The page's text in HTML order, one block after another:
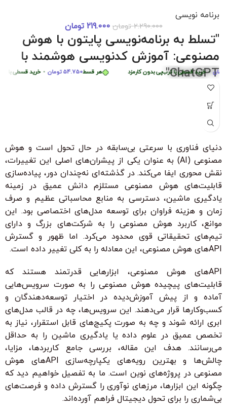
هر قسط 54.750تومان • خرید قسطی با ترب‌پی خرید قسطی با ترب‌پی بدون کارمزد
برنامه نویسی
2.290.000 تومان 219.000 تومان
"تسلط به برنامه‌نویسی پایتون با هوش
مصنوعی: آموزش کدنویسی هوشمند با
ChatGPT"
"با شرکت در این دوره جامع و کاربردی، به راحتی مهارت‌های
برنامه‌نویسی پایتون را از سطح مبتدی تا پیشرفته با کمک هوش
آموزشی، شما را قادر می‌سازد تا به سرعت الگوریتم‌های پیچیده را
سطوح با زیرنویس فارسی حرفه‌ای و امکان دانلود و تماشای آنلاین."
ویژگی‌های کلیدی:
بدون نیاز به تجربه قبلی برنامه‌نویسی
زیرنویس فارسی با ترجمه حرفه‌ای
۳۰ ٪ تخفیف ویژه برای دانشجویان و دانش آموزان
خرید قسطی با ترب‌پی بدون کارمزد
هر قسط449.975تومان • خرید قسطی با ترب‌پی بدون کارمزد
دنیای فناوری با سرعتی بی‌سابقه در حال تحول است و هوش
مصنوعی (AI) به عنوان یکی از پیشران‌های اصلی این تغییرات،
نقش محوری ایفا می‌کند. در گذشته‌ای نه‌چندان دور، پیاده‌سازی
قابلیت‌های هوش مصنوعی مستلزم دانش عمیق در زمینه
یادگیری ماشین، دسترسی به منابع محاسباتی عظیم و صرف
زمان و هزینه فراوان برای توسعه مدل‌های اختصاصی بود. این
موانع، کاربرد هوش مصنوعی را به شرکت‌های بزرگ و دارای
تیم‌های تحقیقاتی قوی محدود می‌کرد. اما ظهور و گسترش
APIهای هوش مصنوعی، این معادله را به کلی تغییر داده است.
APIهای هوش مصنوعی، ابزارهایی قدرتمند هستند که
قابلیت‌های پیچیده هوش مصنوعی را به صورت سرویس‌هایی
آماده و از پیش آموزش‌دیده در اختیار توسعه‌دهندگان و
کسب‌وکارها قرار می‌دهند. این سرویس‌ها، چه در قالب مدل‌های
ابری ارائه شوند و چه به صورت پکیج‌های قابل استقرار، نیاز به
تخصص عمیق در علوم داده یا یادگیری ماشین را به حداقل
می‌رسانند. هدف این مقاله، بررسی جامع کاربردها، مزایا،
چالش‌ها و بهترین رویه‌های یکپارچه‌سازی APIهای هوش
مصنوعی در پروژه‌های نوین است. ما به تفصیل خواهیم دید که
چگونه این ابزارها، مرزهای نوآوری را گسترش داده و فرصت‌های
بی‌شماری را برای تحول دیجیتال فراهم آورده‌اند.